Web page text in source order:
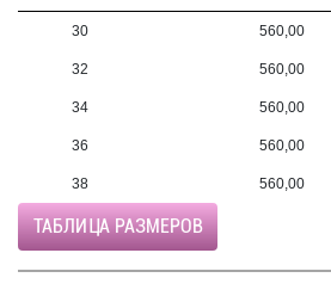
30 560,00
32 560,00
34 560,00
36 560,00
38 560,00
ТАБЛИЦА РАЗМЕРОВ